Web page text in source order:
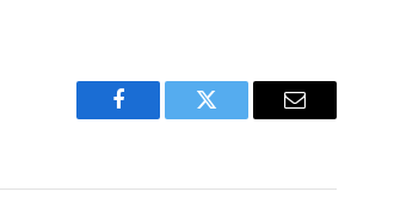
Facebook Twitter Email